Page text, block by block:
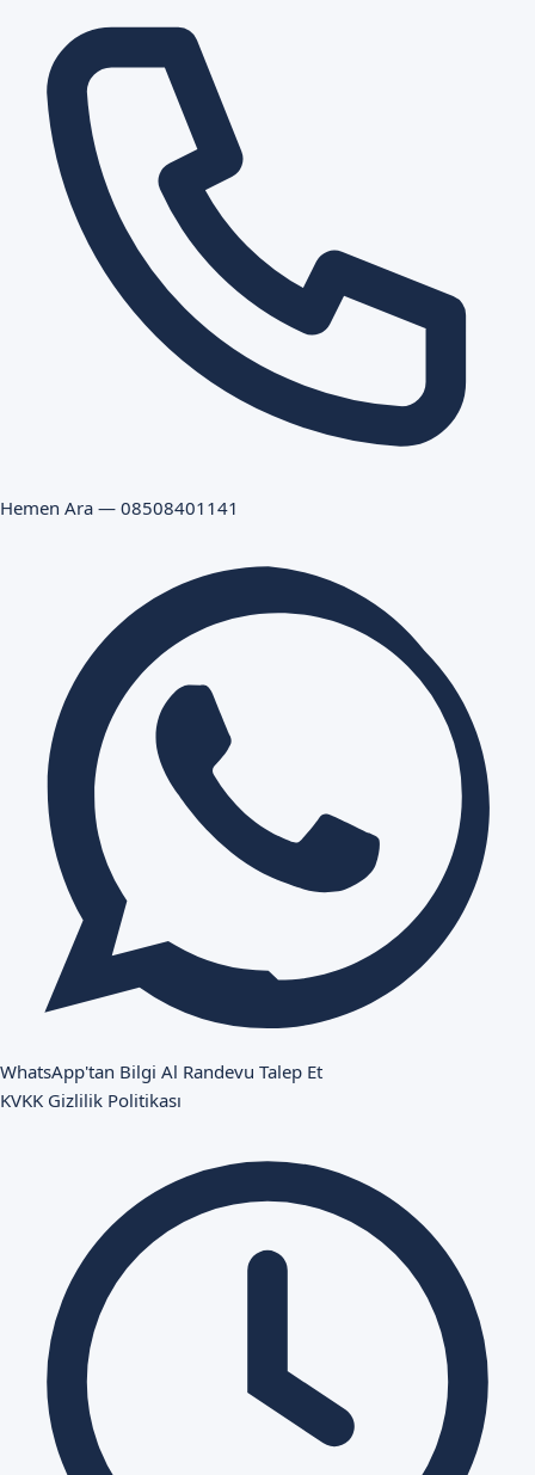
Hemen Ara — 08508401141
WhatsApp'tan Bilgi Al Randevu Talep Et
KVKK Gizlilik Politikası